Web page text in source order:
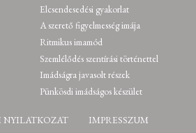
Elcsendesedési gyakorlat
A szerető figyelmesség imája
Ritmikus imamód
Szemlélődés szentírási történettel
Imádságra javasolt részek
Pünkösdi imádságos készület
NYILATKOZAT
IMPRESSZUM